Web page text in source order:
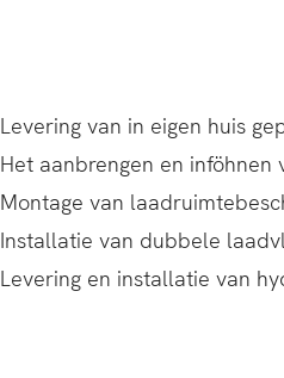
Levering van in eigen huis
Het aanbrengen en
Montage van
Installatie van dubbele
Levering en installatie van